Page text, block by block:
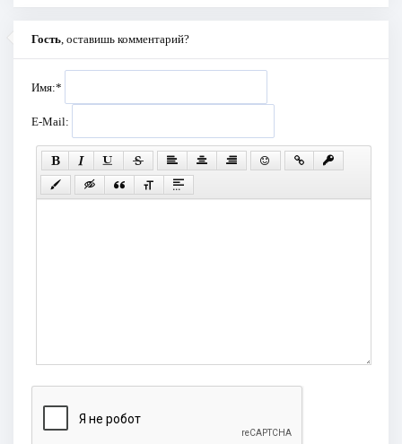
Гость , оставишь комментарий?
Имя:*
E-Mail: